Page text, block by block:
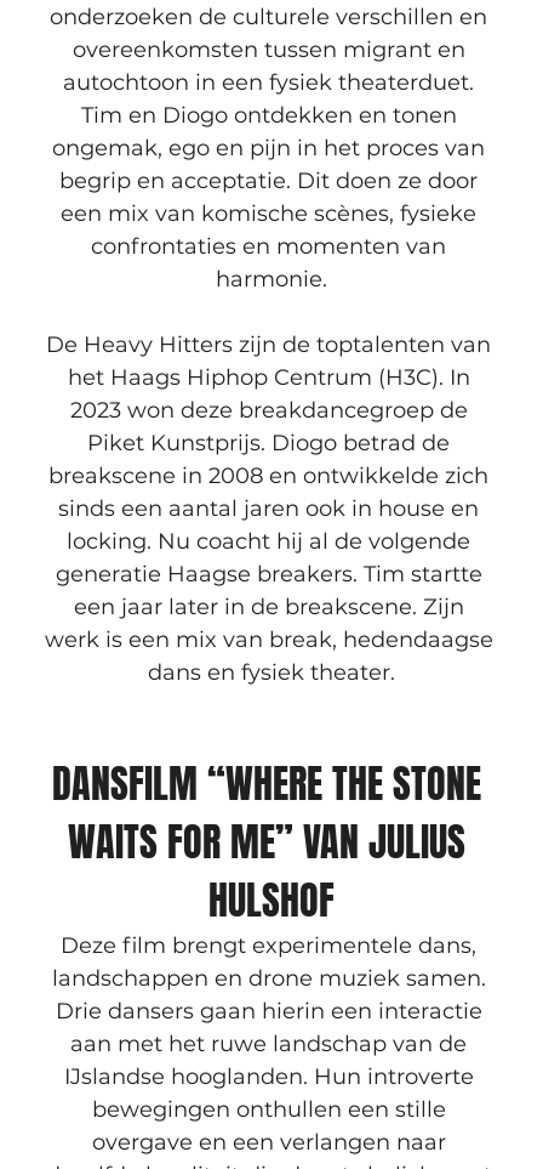
onderzoeken de culturele verschillen en
overeenkomsten tussen migrant en
autochtoon in een fysiek theaterduet.
Tim en Diogo ontdekken en tonen
ongemak, ego en pijn in het proces van
begrip en acceptatie. Dit doen ze door
een mix van komische scènes, fysieke
confrontaties en momenten van
harmonie.
De Heavy Hitters zijn de toptalenten van
het Haags Hiphop Centrum (H3C). In
2023 won deze breakdancegroep de
Piket Kunstprijs. Diogo betrad de
breakscene in 2008 en ontwikkelde zich
sinds een aantal jaren ook in house en
locking. Nu coacht hij al de volgende
generatie Haagse breakers. Tim startte
een jaar later in de breakscene. Zijn
werk is een mix van break, hedendaagse
dans en fysiek theater.
DANSFILM “WHERE THE STONE
WAITS FOR ME” VAN JULIUS
HULSHOF
Deze film brengt experimentele dans,
landschappen en drone muziek samen.
Drie dansers gaan hierin een interactie
aan met het ruwe landschap van de
IJslandse hooglanden. Hun introverte
bewegingen onthullen een stille
overgave en een verlangen naar